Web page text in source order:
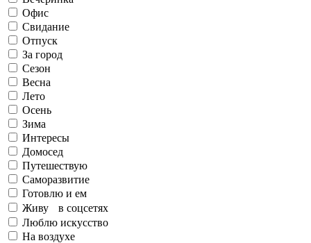
Офис
Свидание
Отпуск
За город
Сезон
Весна
Лето
Осень
Зима
Интересы
Домосед
Путешествую
Саморазвитие
Готовлю и ем
Живу в соцсетях
Люблю искусство
На воздухе